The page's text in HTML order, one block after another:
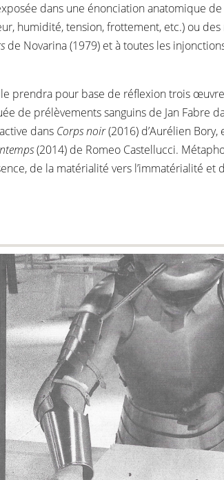
dans une énonciation anatomique de
humidité, tension, frottement, etc.) ou
de Novarina (1979) et à toutes les
prendra pour base de réflexion trois
de prélèvements sanguins de Jan Fabre
dans Corps noir(2016) d’Aurélien
(2014) de Romeo Castellucci.
de la matérialité vers l’immatérialité et